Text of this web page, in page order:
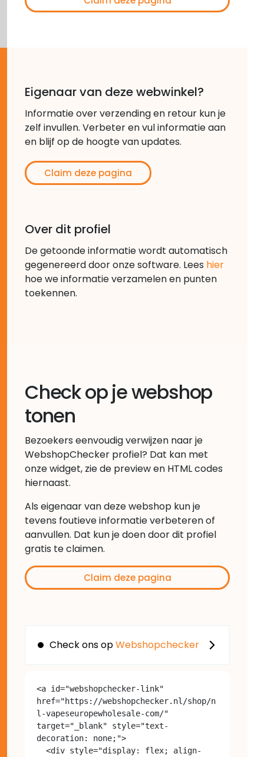
Eigenaar van deze webwinkel?
Informatie over verzending en retour kun je
zelf invullen. Verbeter en vul informatie aan
en blijf op de hoogte van updates.
Claim deze pagina
Over dit profiel
De getoonde informatie wordt automatisch
gegenereerd door onze software. Lees hier
hoe we informatie verzamelen en punten
toekennen.
Check op je webshop
tonen
Bezoekers eenvoudig verwijzen naar je
WebshopChecker profiel? Dat kan met
onze widget, zie de preview en HTML codes
hiernaast.
Als eigenaar van deze webshop kun je
tevens foutieve informatie verbeteren of
aanvullen. Dat kun je doen door dit profiel
gratis te claimen.
Claim deze pagina
Check ons opWebshopchecker
<a id="webshopchecker-link"
href="https://webshopchecker.nl/shop/n
l-vapeseuropewholesale-com/"
target="_blank" style="text-
decoration: none;">